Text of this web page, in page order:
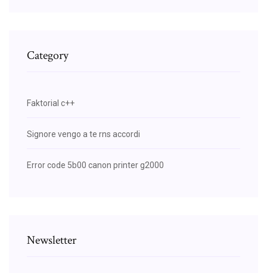
Category
Faktorial c++
Signore vengo a te rns accordi
Error code 5b00 canon printer g2000
Newsletter